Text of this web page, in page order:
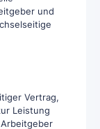
und
Vertrag,
Leistung